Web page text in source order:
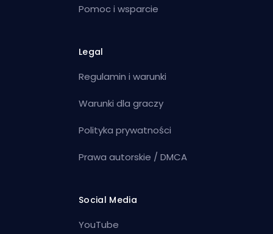
Pomoc i wsparcie
Legal
Regulamin i warunki
Warunki dla graczy
Polityka prywatności
Prawa autorskie / DMCA
Social Media
YouTube